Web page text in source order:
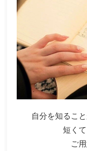
自分を知るこ
短く
ご